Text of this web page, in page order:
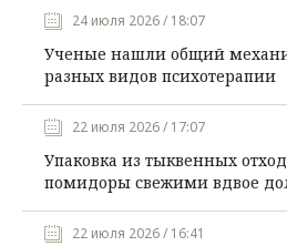
24 июля 2026 / 18:07
Ученые нашли общий
разных видов психотерапии
22 июля 2026 / 17:07
Упаковка из тыквенных
помидоры свежими вдвое
22 июля 2026 / 16:41